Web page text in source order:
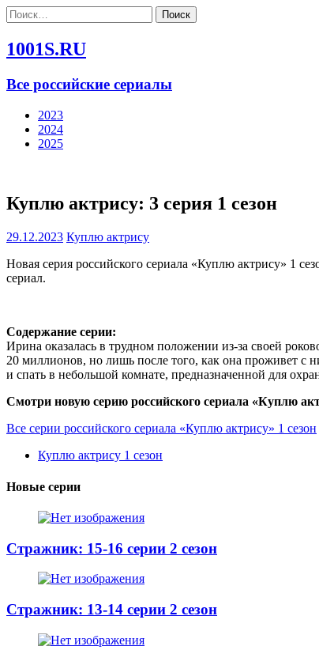
Найти:
1001S.RU
Все российские сериалы
2023
2024
2025
Куплю актрису: 3 серия 1 сезон
29.12.2023 Куплю актрису
Новая серия российского сериала «Куплю актрису» 1
сериал.
Содержание серии:
Ирина оказалась в трудном положении из-за своей
20 миллионов, но лишь после того, как она проживет с
и спать в небольшой комнате, предназначенной для
Смотри новую серию российского сериала «Куплю
Все серии российского сериала «Куплю актрису» 1 сезон
Куплю актрису 1 сезон
Новые серии
Стражник: 15-16 серии 2 сезон
Стражник: 13-14 серии 2 сезон